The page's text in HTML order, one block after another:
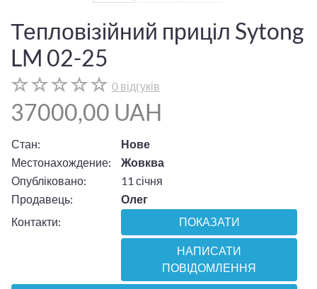
Тепловізійний приціл Sytong
LM 02-25
0 відгуків
37000,00 UAH
Стан:
Нове
Местонахождение:
Жовква
Опубліковано:
11 січня
Продавець:
Олег
Контакти:
ПОКАЗАТИ
НАПИСАТИ
ПОВІДОМЛЕННЯ